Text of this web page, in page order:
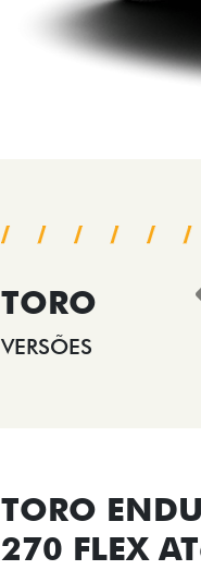
TORO
VERSÕES
TORO
270 FLEX